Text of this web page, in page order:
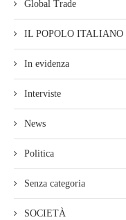
Global Trade
IL POPOLO ITALIANO
In evidenza
Interviste
News
Politica
Senza categoria
SOCIETÀ